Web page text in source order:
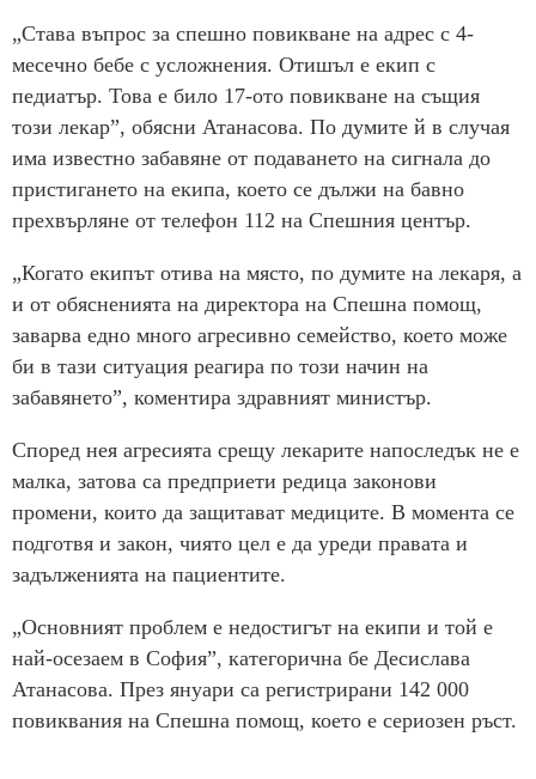
„Става въпрос за спешно повикване на адрес с 4-
месечно бебе с усложнения. Отишъл е екип с
педиатър. Това е било 17-ото повикване на същия
този лекар”, обясни Атанасова. По думите й в случая
има известно забавяне от подаването на сигнала до
пристигането на екипа, което се дължи на бавно
прехвърляне от телефон 112 на Спешния център.
„Когато екипът отива на място, по думите на лекаря, а
и от обясненията на директора на Спешна помощ,
заварва едно много агресивно семейство, което може
би в тази ситуация реагира по този начин на
забавянето”, коментира здравният министър.
Според нея агресията срещу лекарите напоследък не е
малка, затова са предприети редица законови
промени, които да защитават медиците. В момента се
подготвя и закон, чиято цел е да уреди правата и
задълженията на пациентите.
„Основният проблем е недостигът на екипи и той е
най-осезаем в София”, категорична бе Десислава
Атанасова. През януари са регистрирани 142 000
повиквания на Спешна помощ, което е сериозен ръст.